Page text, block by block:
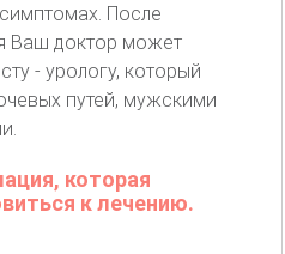
После
Ваш доктор может
- урологу, который
путей, мужскими
которая
к лечению.